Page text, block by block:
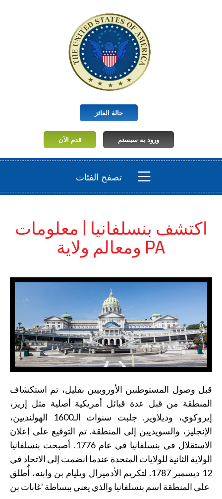
حالة الفائز
قدم الآن ورود به سیستم
تصفح الفئات
اكتشف بنسلفانيا | معلومات
ومعالم ولاية PA
قبل وصول المستوطنين الأوروبيين بقليل، تم استكشاف
المنطقة من قبل عدة قبائل أمريكية أصلية مثل إريز،
إيروكوي، وديلاوير. جلبت سنوات الـ1600 الهولنديين،
الإنجليز، والسويديين إلى المنطقة. تم التوقيع على إعلان
الاستقلال في بنسلفانيا في عام 1776. أصبحت بنسلفانيا
الولاية الثانية للولايات المتحدة عندما انضمت إلى الاتحاد في
12 ديسمبر 1787. لتكريم الأدميرال ويليام بن وابنه، أُطلق
على المنطقة اسم بنسلفانيا والذي يعني ببساطة 'غابات بن